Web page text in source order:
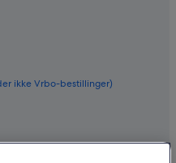
ikke Vrbo-bestillinger)